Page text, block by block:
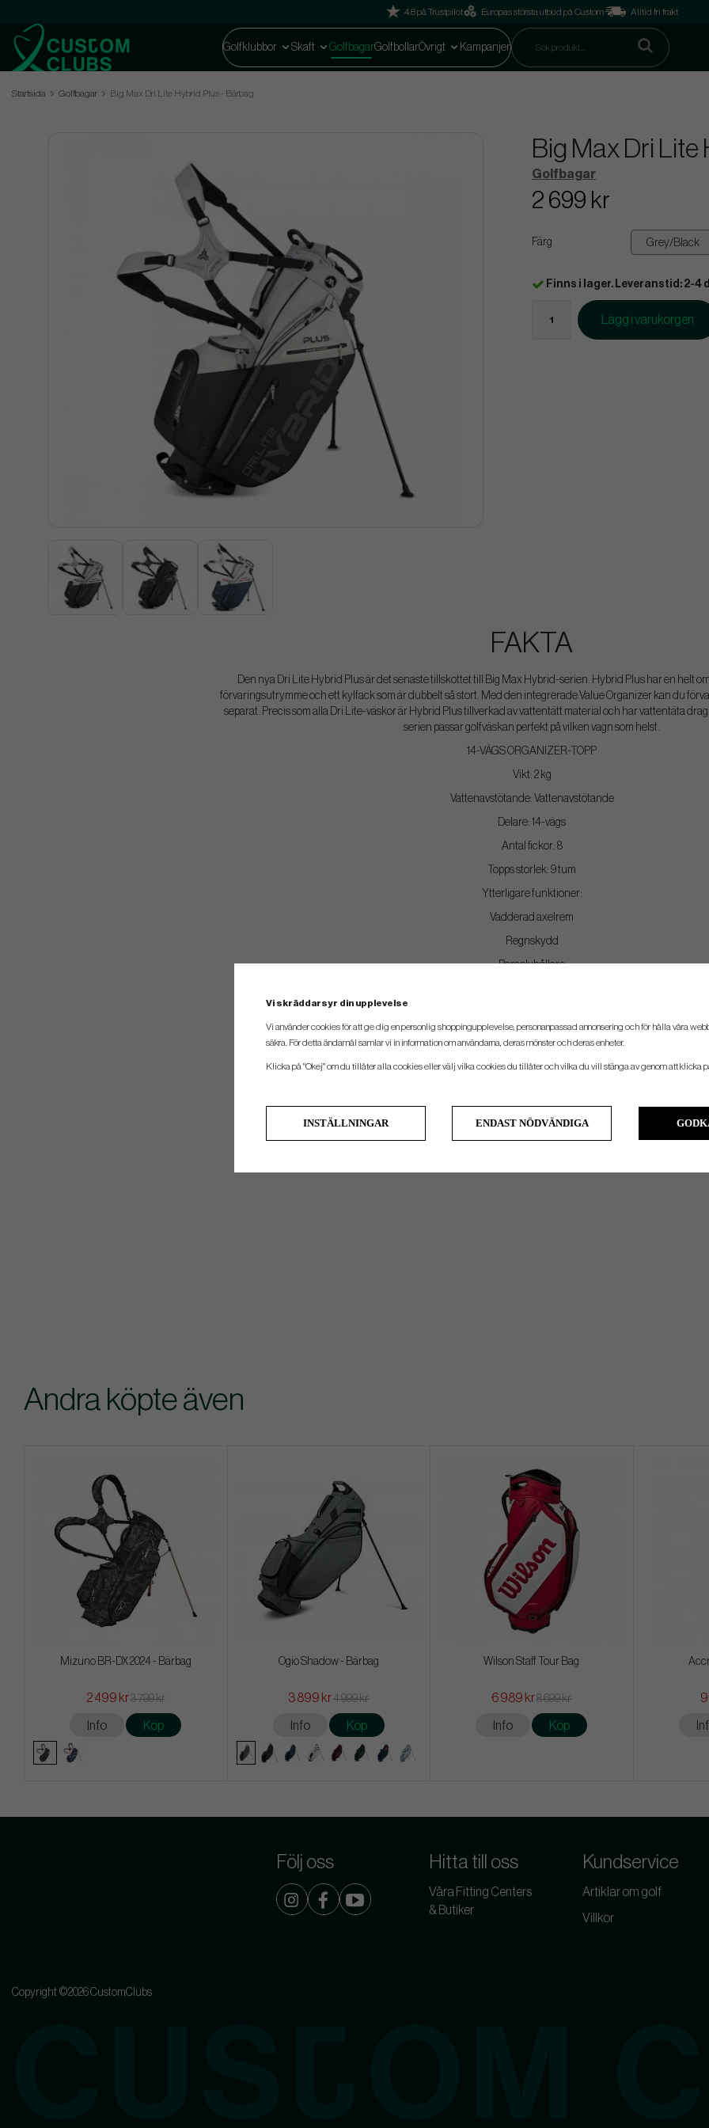
4.8 på Trustpilot Europas största utbud på Custom Alltid fri frakt
Golfklubbor Skaft GolfbagarGolfbollarÖvrigt Kampanjer
Startsida Golfbagar Big Max Dri Lite Hybrid Plus - Bärbag
Big Max Dri Lite
Golfbagar
2 699 kr
Färg
Finns i lager. Leveranstid: 2-4
Lägg i varukorgen
FAKTA
Den nya Dri Lite Hybrid Plus är det senaste tillskottet till Big Max Hybrid-serien. Hybrid Plus har en helt
förvaringsutrymme och ett kylfack som är dubbelt så stort. Med den integrerade Value Organizer kan du
separat. Precis som alla Dri Lite-väskor är Hybrid Plus tillverkad av vattentätt material och har vattentäta
serien passar golfväskan perfekt på vilken vagn som helst.
14-VÄGS ORGANIZER-TOPP
Vikt: 2 kg
Vattenavstötande: Vattenavstötande
Delare: 14-vägs
Antal fickor: 8
Topps storlek: 9 tum
Ytterligare funktioner:
Vadderad axelrem
Regnskydd
Paraplyhållare
Andra köpte även
Mizuno BR-DX 2024 - Bärbag
2 499 kr3 799 kr
Info Köp
Ogio Shadow - Bärbag
3 899 kr4 999 kr
Info Köp
Wilson Staff Tour Bag
6 989 kr8 699 kr
Info Köp
Följ oss Hitta till oss
Våra Fitting Centers
& Butiker
Kundservice
Artiklar om golf
Villkor
Copyright ©2026 CustomClubs
Vi skräddarsyr din upplevelse
Vi använder cookies för att ge dig en personlig shoppingupplevelse, personanpassad annonsering och för hålla våra
säkra. För detta ändamål samlar vi in information om användarna, deras mönster och deras enheter.
Klicka på "Okej" om du tillåter alla cookies eller välj vilka cookies du tillåter och vilka du vill stänga av genom att klicka
INSTÄLLNINGAR ENDAST NÖDVÄNDIGA